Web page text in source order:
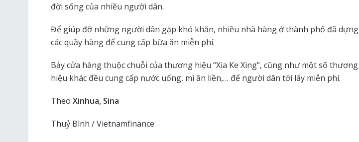
đời sống của nhiều người dân.
Để giúp đỡ những người dân gặp khó khăn, nhiều nhà hàng ở thành phố đã dựng
các quầy hàng để cung cấp bữa ăn miễn phí.
Bảy cửa hàng thuộc chuỗi của thương hiệu “Xia Ke Xing”, cũng như một số thương
hiệu khác đều cung cấp nước uống, mì ăn liền,… để người dân tới lấy miễn phí.
Theo Xinhua, Sina
Thuỷ Bình / Vietnamfinance